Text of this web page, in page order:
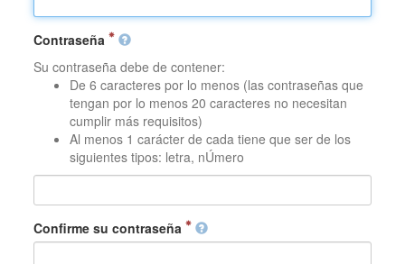
Contraseña
Su contraseña debe de contener:
De 6 caracteres por lo menos (las contraseñas que
tengan por lo menos 20 caracteres no necesitan
cumplir más requisitos)
Al menos 1 carácter de cada tiene que ser de los
siguientes tipos: letra, nÚmero
Confirme su contraseña